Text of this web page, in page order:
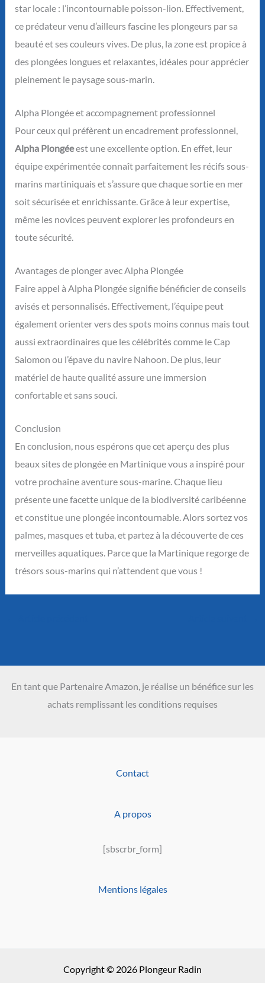
star locale : l’incontournable poisson-lion. Effectivement,
ce prédateur venu d’ailleurs fascine les plongeurs par sa
beauté et ses couleurs vives. De plus, la zone est propice à
des plongées longues et relaxantes, idéales pour apprécier
pleinement le paysage sous-marin.
Alpha Plongée et accompagnement professionnel
Pour ceux qui préfèrent un encadrement professionnel,
Alpha Plongéeest une excellente option. En effet, leur
équipe expérimentée connaît parfaitement les récifs sous-
marins martiniquais et s’assure que chaque sortie en mer
soit sécurisée et enrichissante. Grâce à leur expertise,
même les novices peuvent explorer les profondeurs en
toute sécurité.
Avantages de plonger avec Alpha Plongée
Faire appel à Alpha Plongée signifie bénéficier de conseils
avisés et personnalisés. Effectivement, l’équipe peut
également orienter vers des spots moins connus mais tout
aussi extraordinaires que les célébrités comme le Cap
Salomon ou l’épave du navire Nahoon. De plus, leur
matériel de haute qualité assure une immersion
confortable et sans souci.
Conclusion
En conclusion, nous espérons que cet aperçu des plus
beaux sites de plongée en Martinique vous a inspiré pour
votre prochaine aventure sous-marine. Chaque lieu
présente une facette unique de la biodiversité caribéenne
et constitue une plongée incontournable. Alors sortez vos
palmes, masques et tuba, et partez à la découverte de ces
merveilles aquatiques. Parce que la Martinique regorge de
trésors sous-marins qui n’attendent que vous !
En tant que Partenaire Amazon, je réalise un bénéfice sur les
achats remplissant les conditions requises
Contact
A propos
[sbscrbr_form]
Mentions légales
Copyright © 2026 Plongeur Radin